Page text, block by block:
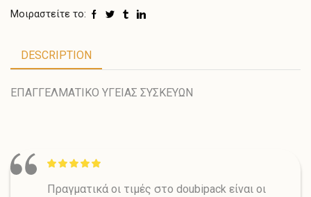
Μοιραστείτε το:
DESCRIPTION
ΕΠΑΓΓΕΛΜΑΤΙΚΟ ΥΓΕΙΑΣ ΣΥΣΚΕΥΩΝ
Πραγματικά οι τιμές στο doubipack είναι οι